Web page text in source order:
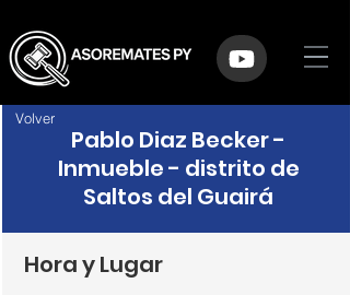
Pablo Diaz Becker -
Inmueble - distrito de
Saltos del Guairá
Hora y Lugar
Volver